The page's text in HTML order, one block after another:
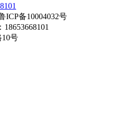
ICP备10004032号
号